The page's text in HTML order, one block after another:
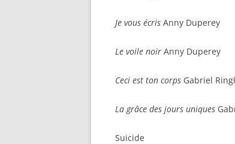
Je vous écris Anny Duperey
Le voile noir Anny Duperey
Ceci est ton corps Gabriel
La grâce des jours uniques
Suicide